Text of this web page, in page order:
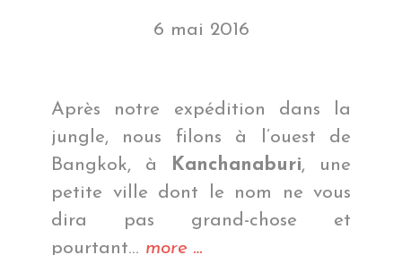
6 mai 2016
Après notre expédition dans la
jungle, nous filons à l’ouest de
Bangkok, à
Kanchanaburi, une
petite ville dont le nom ne vous
dira pas grand-chose et
pourtant… more « Un
…